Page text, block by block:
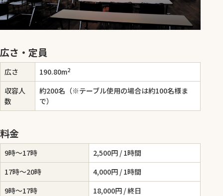
広さ・定員
広さ 190.80m2
収容人
数
約200名（※テーブル使用の場合は約100名様ま
で）
料金
9時～17時
2,500円 / 1時間
17時～20時
4,000円 / 1時間
9時～17時
18,000円 / 終日